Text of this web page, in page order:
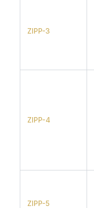
ZIPP-3
ZIPP-4
ZIPP-5